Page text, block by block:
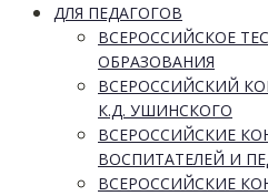
ДЛЯ ПЕДАГОГОВ
ВСЕРОССИЙСКОЕ
ОБРАЗОВАНИЯ
ВСЕРОССИЙСКИЙ
К.Д. УШИНСКОГО
ВСЕРОССИЙСКИЕ
ВОСПИТАТЕЛЕЙ И
ВСЕРОССИЙСКИЕ